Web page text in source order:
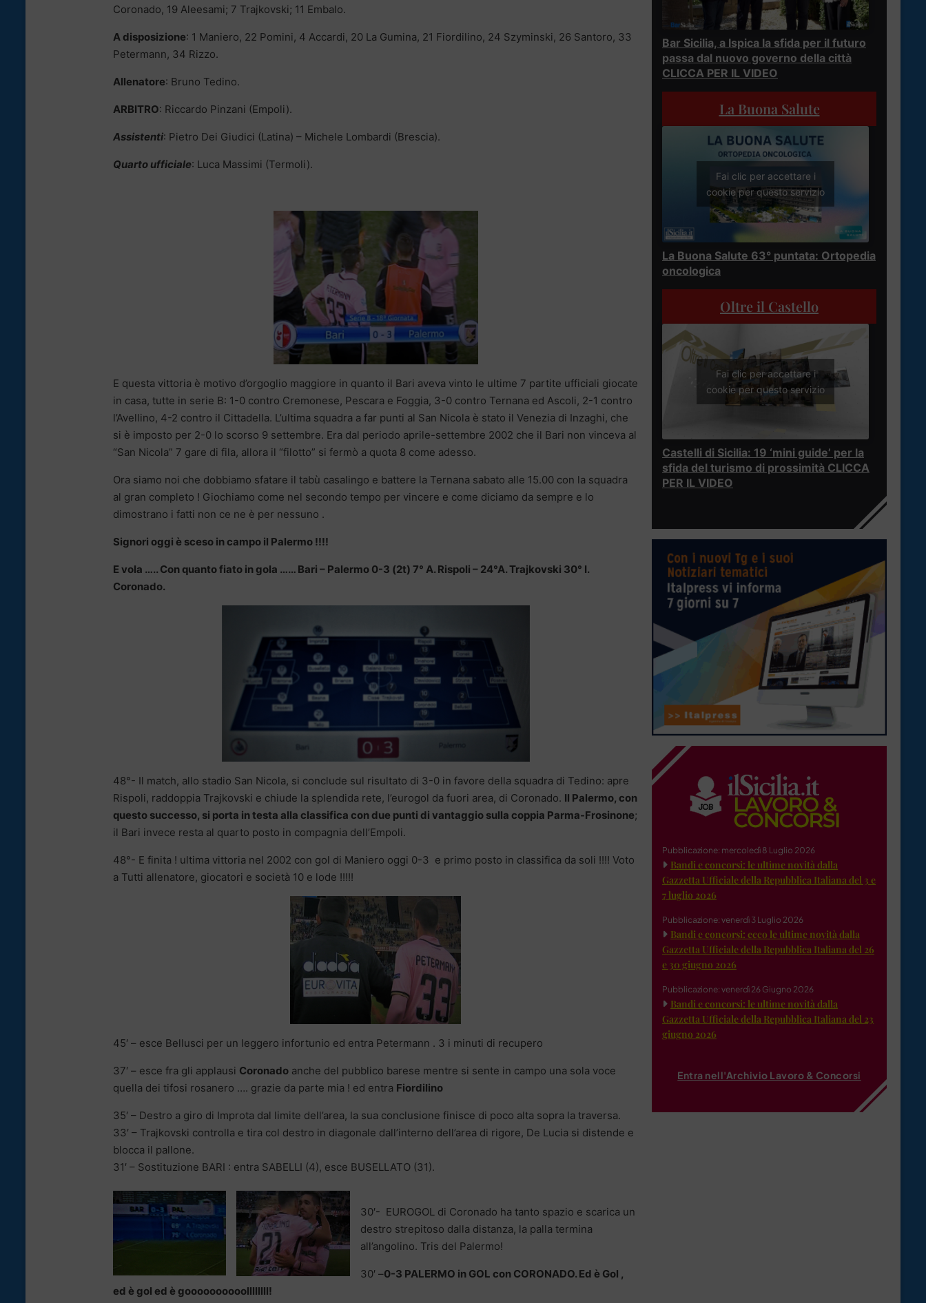
Coronado, 19 Aleesami; 7 Trajkovski; 11 Embalo.
A disposizione: 1 Maniero, 22 Pomini, 4 Accardi, 20 La Gumina, 21 Fiordilino, 24 Szyminski, 26 Santoro, 33
Petermann, 34 Rizzo.
Allenatore: Bruno Tedino.
ARBITRO: Riccardo Pinzani (Empoli).
Assistenti: Pietro Dei Giudici (Latina) – Michele Lombardi (Brescia).
Quarto ufficiale: Luca Massimi (Termoli).
E questa vittoria è motivo d’orgoglio maggiore in quanto il Bari aveva vinto le ultime 7 partite ufficiali giocate
in casa, tutte in serie B: 1-0 contro Cremonese, Pescara e Foggia, 3-0 contro Ternana ed Ascoli, 2-1 contro
l’Avellino, 4-2 contro il Cittadella. L’ultima squadra a far punti al San Nicola è stato il Venezia di Inzaghi, che
si è imposto per 2-0 lo scorso 9 settembre. Era dal periodo aprile-settembre 2002 che il Bari non vinceva al
“San Nicola” 7 gare di fila, allora il “filotto” si fermò a quota 8 come adesso.
Ora siamo noi che dobbiamo sfatare il tabù casalingo e battere la Ternana sabato alle 15.00 con la squadra
al gran completo ! Giochiamo come nel secondo tempo per vincere e come diciamo da sempre e lo
dimostrano i fatti non ce ne è per nessuno .
Signori oggi è sceso in campo il Palermo !!!!
E vola ….. Con quanto fiato in gola …… Bari – Palermo 0-3 (2t) 7° A. Rispoli – 24°A. Trajkovski 30° I.
Coronado.
48°- Il match, allo stadio San Nicola, si conclude sul risultato di 3-0 in favore della squadra di Tedino: apre
Rispoli, raddoppia Trajkovski e chiude la splendida rete, l’eurogol da fuori area, di Coronado. Il Palermo, con
questo successo, si porta in testa alla classifica con due punti di vantaggio sulla coppia Parma-Frosinone;
il Bari invece resta al quarto posto in compagnia dell’Empoli.
48°- E finita ! ultima vittoria nel 2002 con gol di Maniero oggi 0-3 e primo posto in classifica da soli !!!! Voto
a Tutti allenatore, giocatori e società 10 e lode !!!!!
45′ – esce Bellusci per un leggero infortunio ed entra Petermann . 3 i minuti di recupero
37′ – esce fra gli applausi Coronado anche del pubblico barese mentre si sente in campo una sola voce
quella dei tifosi rosanero …. grazie da parte mia ! ed entra Fiordilino
35′ – Destro a giro di Improta dal limite dell’area, la sua conclusione finisce di poco alta sopra la traversa.
33′ – Trajkovski controlla e tira col destro in diagonale dall’interno dell’area di rigore, De Lucia si distende e
blocca il pallone.
31′ – Sostituzione BARI : entra SABELLI (4), esce BUSELLATO (31).
30′- EUROGOL di Coronado ha tanto spazio e scarica un
destro strepitoso dalla distanza, la palla termina
all’angolino. Tris del Palermo!
30′ –0-3 PALERMO in GOL con CORONADO. Ed è Gol ,
ed è gol ed è goooooooooollllllll!
Bar Sicilia, a Ispica la sfida per il futuro
passa dal nuovo governo della città
CLICCA PER IL VIDEO
La Buona Salute
Fai clic per accettare i
cookie per questo servizio
La Buona Salute 63° puntata: Ortopedia
oncologica
Oltre il Castello
Fai clic per accettare i
cookie per questo servizio
Castelli di Sicilia: 19 ‘mini guide’ per la
sfida del turismo di prossimità CLICCA
PER IL VIDEO
Pubblicazione: mercoledì 8 Luglio 2026
Bandi e concorsi: le ultime novità dalla
Gazzetta Ufficiale della Repubblica Italiana del 3 e
7 luglio 2026
Pubblicazione: venerdì 3 Luglio 2026
Bandi e concorsi: ecco le ultime novità dalla
Gazzetta Ufficiale della Repubblica Italiana del 26
e 30 giugno 2026
Pubblicazione: venerdì 26 Giugno 2026
Bandi e concorsi: le ultime novità dalla
Gazzetta Ufficiale della Repubblica Italiana del 23
giugno 2026
Entra nell'Archivio Lavoro & Concorsi